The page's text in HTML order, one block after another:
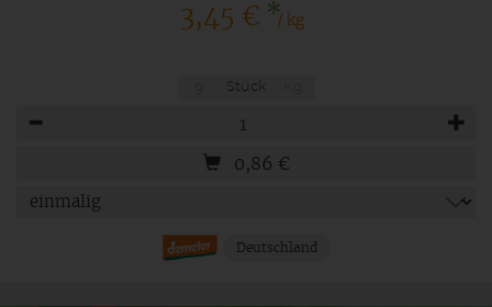
3,45 € */ kg
Stück
0,86 €
Deutschland